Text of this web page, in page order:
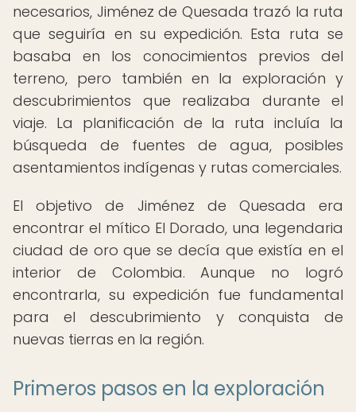
necesarios, Jiménez de Quesada trazó la ruta
que seguiría en su expedición. Esta ruta se
basaba en los conocimientos previos del
terreno, pero también en la exploración y
descubrimientos que realizaba durante el
viaje. La planificación de la ruta incluía la
búsqueda de fuentes de agua, posibles
asentamientos indígenas y rutas comerciales.
El objetivo de Jiménez de Quesada era
encontrar el mítico El Dorado, una legendaria
ciudad de oro que se decía que existía en el
interior de Colombia. Aunque no logró
encontrarla, su expedición fue fundamental
para el descubrimiento y conquista de
nuevas tierras en la región.
Primeros pasos en la exploración